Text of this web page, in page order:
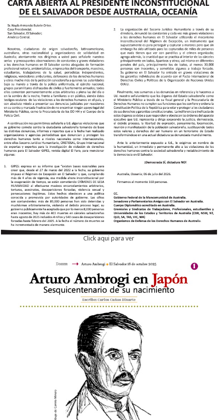
Click aqui para ver